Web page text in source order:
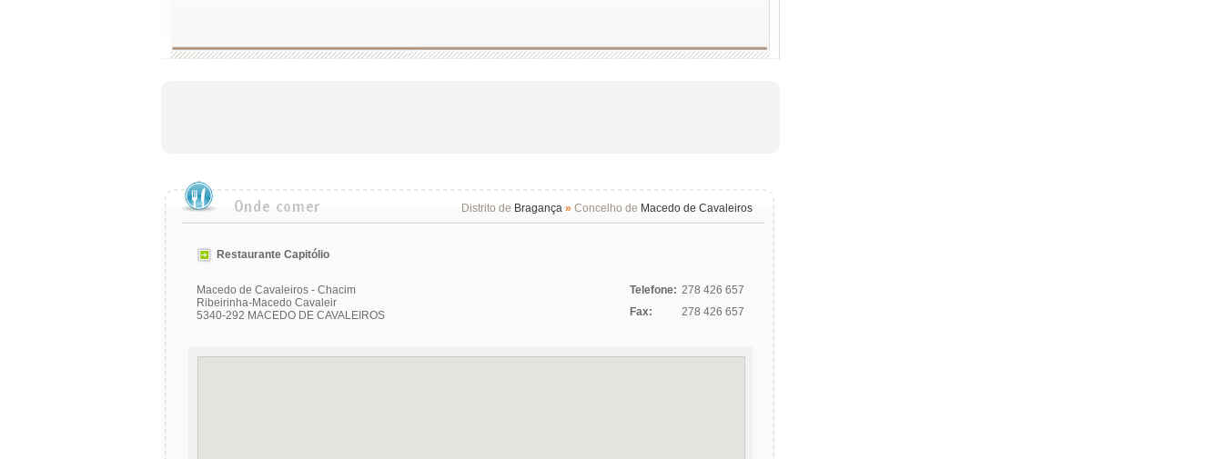
Distrito de Bragança » Concelho de Macedo de Cavaleiros
Restaurante Capitólio
Macedo de Cavaleiros - Chacim
Ribeirinha-Macedo Cavaleir
5340-292 MACEDO DE CAVALEIROS
Telefone: 278 426 657
Fax:
278 426 657